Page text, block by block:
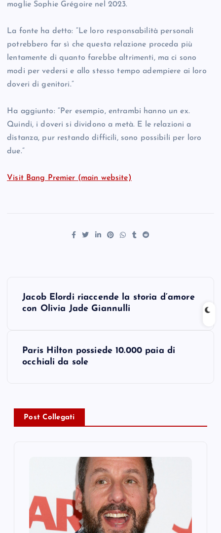
moglie Sophie Grégoire nel 2023.
La fonte ha detto: “Le loro responsabilità personali
potrebbero far sì che questa relazione proceda più
lentamente di quanto farebbe altrimenti, ma ci sono
modi per vedersi e allo stesso tempo adempiere ai loro
doveri di genitori.”
Ha aggiunto: “Per esempio, entrambi hanno un ex.
Quindi, i doveri si dividono a metà. E le relazioni a
distanza, pur restando difficili, sono possibili per loro
due.”
Visit Bang Premier (main website)
a
v
Jacob Elordi riaccende la storia d’amore
con Olivia Jade Giannulli
Paris Hilton possiede 10.000 paia di
occhiali da sole
Post Collegati